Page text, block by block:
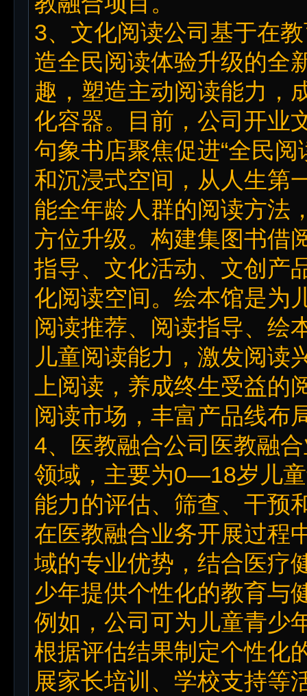
3、文化阅读公司基于在
造全民阅读体验升级的全
趣，塑造主动阅读能力，
化容器。目前，公司开业
句象书店聚焦促进“全民
和沉浸式空间，从人生第
能全年龄人群的阅读方法
方位升级。构建集图书借
指导、文化活动、文创产
化阅读空间。绘本馆是为
阅读推荐、阅读指导、绘
儿童阅读能力，激发阅读
上阅读，养成终生受益
阅读市场，丰富产品线布
4、医教融合公司医教融
领域，主要为0—18岁儿
能力的评估、筛查、干预
在医教融合业务开展过程
域的专业优势，结合医疗
少年提供个性化的教育与
例如，公司可为儿童青少
根据评估结果制定个性化
展家长培训、学校支持等